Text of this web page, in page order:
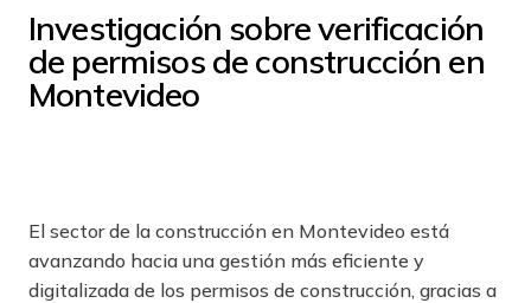
Investigación sobre verificación
de permisos de construcción en
Montevideo
El sector de la construcción en Montevideo está
avanzando hacia una gestión más eficiente y
digitalizada de los permisos de construcción, gracias a